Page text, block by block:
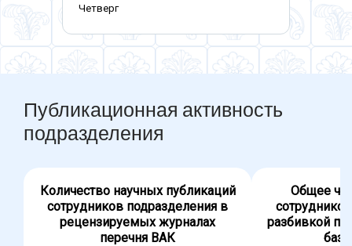
Четверг
Публикационная активность
подразделения
Количество научных публикаций
сотрудников подразделения в
рецензируемых журналах
перечня ВАК
Общее
разбивкой